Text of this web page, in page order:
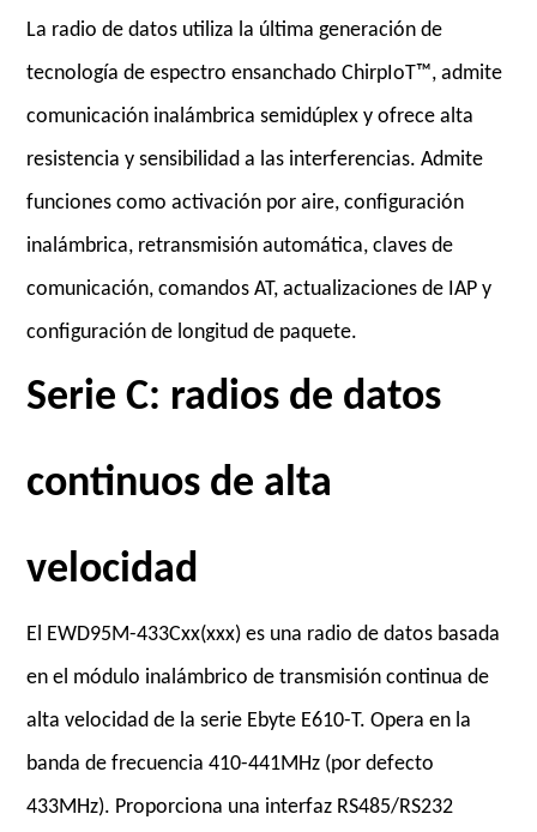
La radio de datos utiliza la última generación de
tecnología de espectro ensanchado ChirpIoT™, admite
comunicación inalámbrica semidúplex y ofrece alta
resistencia y sensibilidad a las interferencias. Admite
funciones como activación por aire, configuración
inalámbrica, retransmisión automática, claves de
comunicación, comandos AT, actualizaciones de IAP y
configuración de longitud de paquete.
Serie C: radios de datos
continuos de alta
velocidad
El EWD95M-433Cxx(xxx) es una radio de datos basada
en el módulo inalámbrico de transmisión continua de
alta velocidad de la serie Ebyte E610-T. Opera en la
banda de frecuencia 410-441MHz (por defecto
433MHz). Proporciona una interfaz RS485/RS232